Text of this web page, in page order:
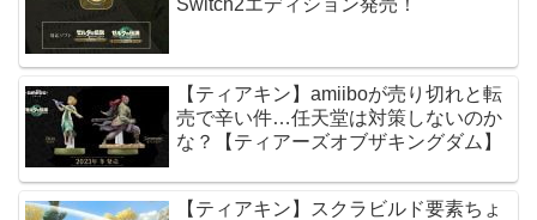
【ティアキン】amiiboが売り切れと転
売で辛い件…任天堂は対策しないのか
な？【ティアーズオブザキングダム】
【ティアキン】スクラビルド要素ちょ